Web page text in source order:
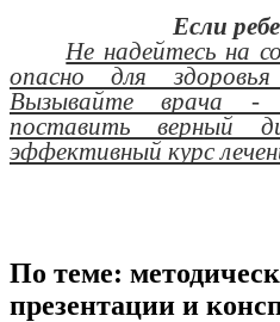
Если
Не надейтесь на
опасно для
Вызывайте врача
поставить верный
эффективный курс
По теме:
презентации и